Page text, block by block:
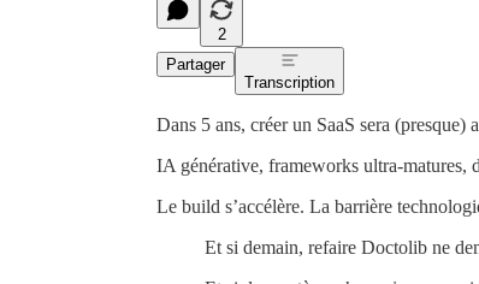
2
Partager
Transcription
Dans 5 ans, créer un SaaS sera (presque)
IA générative, frameworks ultra-matures,
Le build s’accélère. La barrière
Et si demain, refaire Doctolib ne